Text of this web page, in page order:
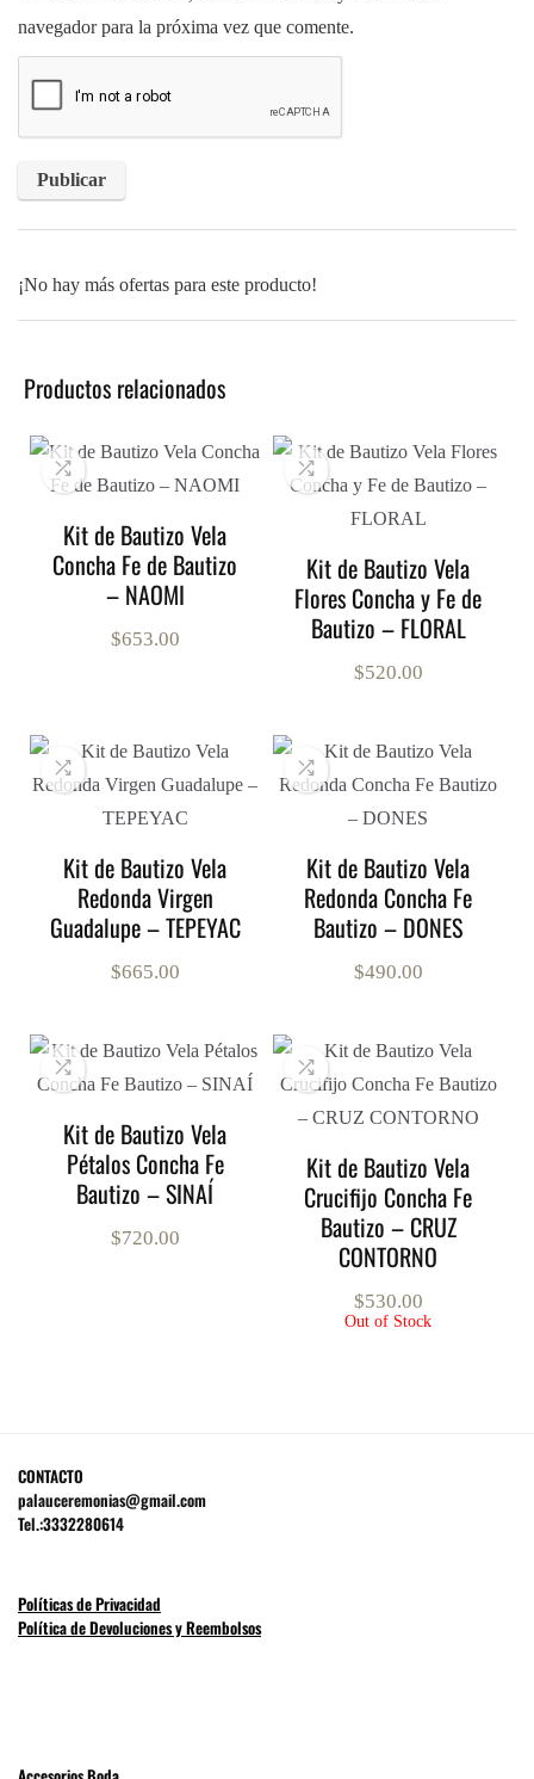
navegador para la próxima vez que comente.
¡No hay más ofertas para este producto!
Productos relacionados
Kit de Bautizo Vela
Concha Fe de Bautizo
– NAOMI
$653.00
Kit de Bautizo Vela
Flores Concha y Fe de
Bautizo – FLORAL
$520.00
Kit de Bautizo Vela
Redonda Virgen
Guadalupe – TEPEYAC
$665.00
Kit de Bautizo Vela
Redonda Concha Fe
Bautizo – DONES
$490.00
Kit de Bautizo Vela
Pétalos Concha Fe
Bautizo – SINAÍ
$720.00
Kit de Bautizo Vela
Crucifijo Concha Fe
Bautizo – CRUZ
CONTORNO
$530.00
Out of Stock
CONTACTO
palauceremonias@gmail.com
Tel.:3332280614
Políticas de Privacidad
Política de Devoluciones y Reembolsos